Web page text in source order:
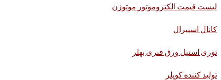
لیست قیمت الکتروموتور موتوژن
کانال اسپیرال
توری استیل ورق فنری بهلر
تولید کننده کوپلر